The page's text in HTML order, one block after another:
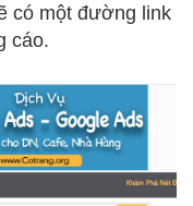
có một đường link
cáo.